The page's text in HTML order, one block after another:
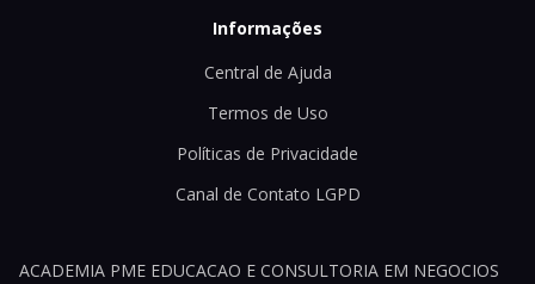
Informações
Central de Ajuda
Termos de Uso
Políticas de Privacidade
Canal de Contato LGPD
ACADEMIA PME EDUCACAO E CONSULTORIA EM NEGOCIOS